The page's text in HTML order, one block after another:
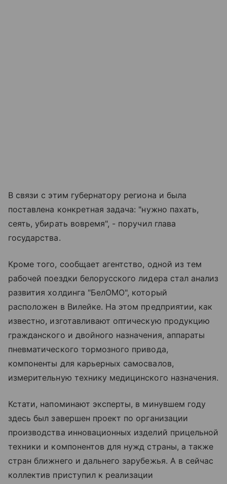
В связи с этим губернатору региона и была
поставлена конкретная задача: "нужно пахать,
сеять, убирать вовремя", - поручил глава
государства.
Кроме того, сообщает агентство, одной из тем
рабочей поездки белорусского лидера стал анализ
развития холдинга "БелОМО", который
расположен в Вилейке. На этом предприятии, как
известно, изготавливают оптическую продукцию
гражданского и двойного назначения, аппараты
пневматического тормозного привода,
компоненты для карьерных самосвалов,
измерительную технику медицинского назначения.
Кстати, напоминают эксперты, в минувшем году
здесь был завершен проект по организации
производства инновационных изделий прицельной
техники и компонентов для нужд страны, а также
стран ближнего и дальнего зарубежья. А в сейчас
коллектив приступил к реализации